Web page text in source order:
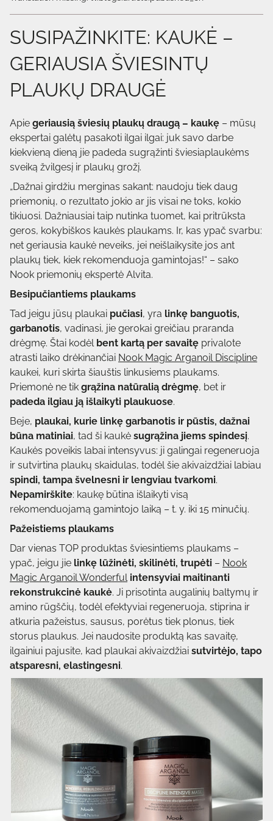
SUSIPAŽINKITE: KAUKĖ –
GERIAUSIA ŠVIESINTŲ
PLAUKŲ DRAUGĖ
Apie geriausią šviesių plaukų draugą – kaukę – mūsų
ekspertai galėtų pasakoti ilgai ilgai: juk savo darbe
kiekvieną dieną jie padeda sugrąžinti šviesiaplaukėms
sveiką žvilgesį ir plaukų grožį.
„Dažnai girdžiu merginas sakant: naudoju tiek daug
priemonių, o rezultato jokio ar jis visai ne toks, kokio
tikiuosi. Dažniausiai taip nutinka tuomet, kai pritrūksta
geros, kokybiškos kaukės plaukams. Ir, kas ypač svarbu:
net geriausia kaukė neveiks, jei neišlaikysite jos ant
plaukų tiek, kiek rekomenduoja gamintojas!“ – sako
Nook priemonių ekspertė Alvita.
Besipučiantiems plaukams
Tad jeigu jūsų plaukai pučiasi, yra linkę banguotis,
garbanotis, vadinasi, jie gerokai greičiau praranda
drėgmę. Štai kodėl bent kartą per savaitę privalote
atrasti laiko drėkinančiai Nook Magic Arganoil Discipline
kaukei, kuri skirta šiauštis linkusiems plaukams.
Priemonė ne tik grąžina natūralią drėgmę, bet ir
padeda ilgiau ją išlaikyti plaukuose.
Beje, plaukai, kurie linkę garbanotis ir pūstis, dažnai
būna matiniai, tad ši kaukė sugrąžina jiems spindesį.
Kaukės poveikis labai intensyvus: ji galingai regeneruoja
ir sutvirtina plaukų skaidulas, todėl šie akivaizdžiai labiau
spindi, tampa švelnesni ir lengviau tvarkomi.
Nepamirškite: kaukę būtina išlaikyti visą
rekomenduojamą gamintojo laiką – t. y. iki 15 minučių.
Pažeistiems plaukams
Dar vienas TOP produktas šviesintiems plaukams –
ypač, jeigu jie linkę lūžinėti, skilinėti, trupėti – Nook
Magic Arganoil Wonderful intensyviai maitinanti
rekonstrukcinė kaukė. Ji prisotinta augalinių baltymų ir
amino rūgščių, todėl efektyviai regeneruoja, stiprina ir
atkuria pažeistus, sausus, porėtus tiek plonus, tiek
storus plaukus. Jei naudosite produktą kas savaitę,
ilgainiui pajusite, kad plaukai akivaizdžiai sutvirtėjo, tapo
atsparesni, elastingesni.